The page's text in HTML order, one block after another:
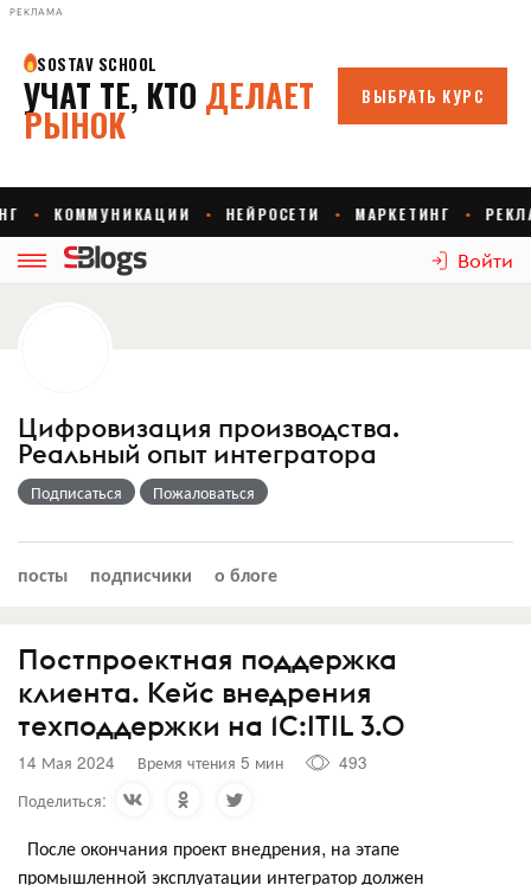
РЕКЛАМА
Войти
Цифровизация производства.
Реальный опыт интегратора
Подписаться Пожаловаться
посты подписчики о блоге
​Постпроектная поддержка
клиента. Кейс внедрения
техподдержки на 1С:ITIL 3.0
14 Мая 2024 Время чтения 5 мин
493
Поделиться:
После окончания проект внедрения, на этапе
промышленной эксплуатации интегратор должен